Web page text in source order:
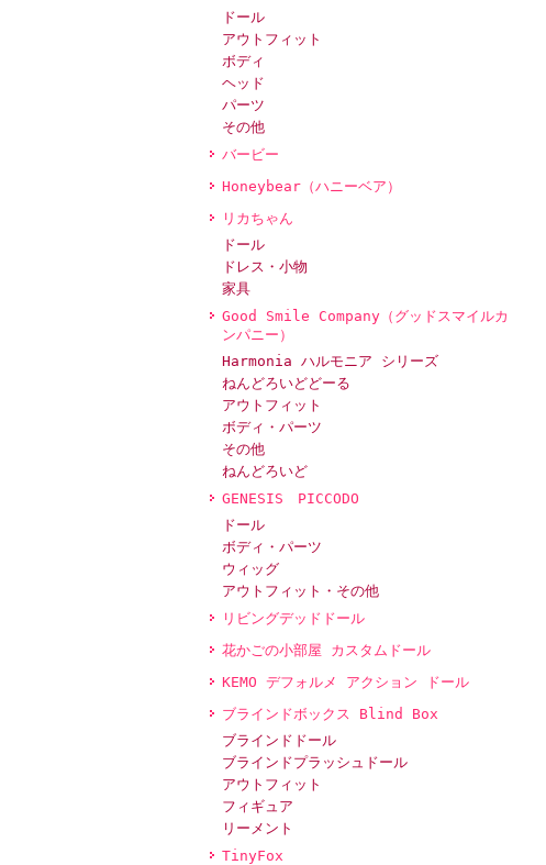
ドール
アウトフィット
ボディ
ヘッド
パーツ
その他
バービー
Honeybear（ハニーベア）
リカちゃん
ドール
ドレス・小物
家具
Good Smile Company（グッドスマイルカ
ンパニー）
Harmonia ハルモニア シリーズ
ねんどろいどどーる
アウトフィット
ボディ・パーツ
その他
ねんどろいど
GENESIS PICCODO
ドール
ボディ・パーツ
ウィッグ
アウトフィット・その他
リビングデッドドール
花かごの小部屋 カスタムドール
KEMO デフォルメ アクション ドール
ブラインドボックス Blind Box
ブラインドドール
ブラインドプラッシュドール
アウトフィット
フィギュア
リーメント
TinyFox